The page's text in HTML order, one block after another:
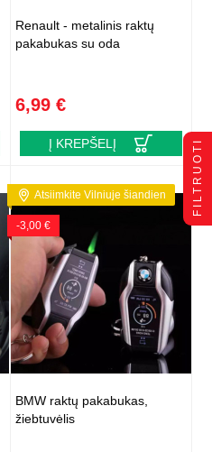
Renault - metalinis raktų
pakabukas su oda
6,99 €
Į KREPŠELĮ
Atsiimkite Vilniuje šiandien
-3,00 €
BMW raktų pakabukas,
žiebtuvėlis
FILTRUOTI